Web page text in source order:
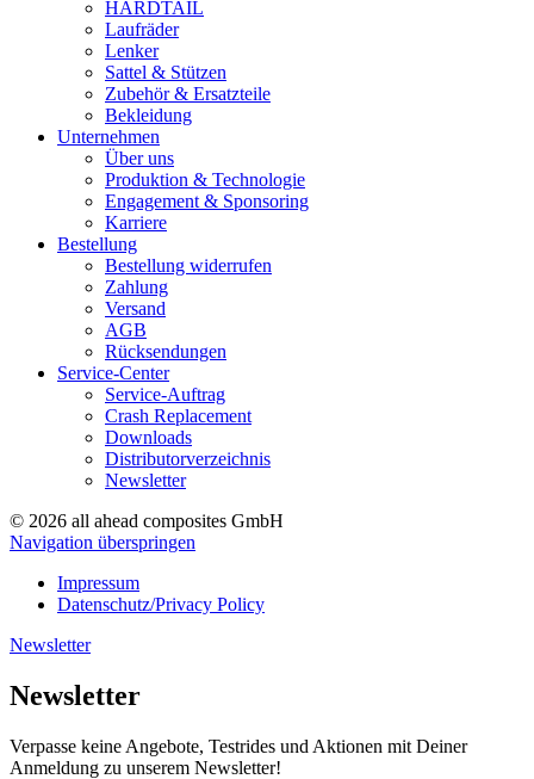
HARDTAIL
Laufräder
Lenker
Sattel & Stützen
Zubehör & Ersatzteile
Bekleidung
Unternehmen
Über uns
Produktion & Technologie
Engagement & Sponsoring
Karriere
Bestellung
Bestellung widerrufen
Zahlung
Versand
AGB
Rücksendungen
Service-Center
Service-Auftrag
Crash Replacement
Downloads
Distributorverzeichnis
Newsletter
© 2026 all ahead composites GmbH
Navigation überspringen
Impressum
Datenschutz/Privacy Policy
Newsletter
Newsletter
Verpasse keine Angebote, Testrides und Aktionen mit Deiner
Anmeldung zu unserem Newsletter!